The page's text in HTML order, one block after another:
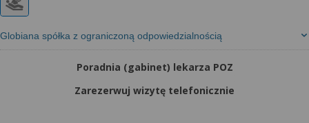
Globiana spółka z ograniczoną odpowiedzialnością
Poradnia (gabinet) lekarza POZ
Zarezerwuj wizytę telefonicznie